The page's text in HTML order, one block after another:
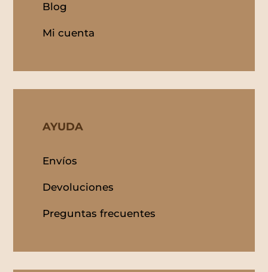
Blog
Mi cuenta
AYUDA
Envíos
Devoluciones
Preguntas frecuentes